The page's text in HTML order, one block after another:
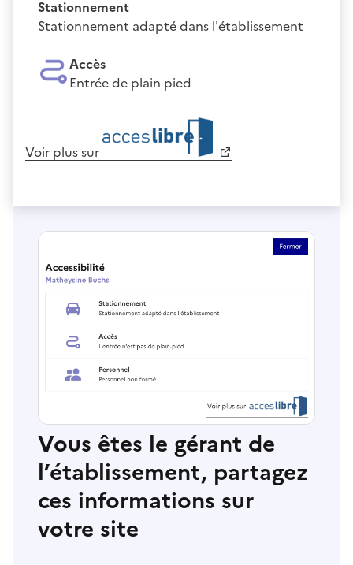
Stationnement
Stationnement adapté dans l'établissement
Accès
Entrée de plain pied
Voir plus sur
Vous êtes le gérant de
l’établissement, partagez
ces informations sur
votre site